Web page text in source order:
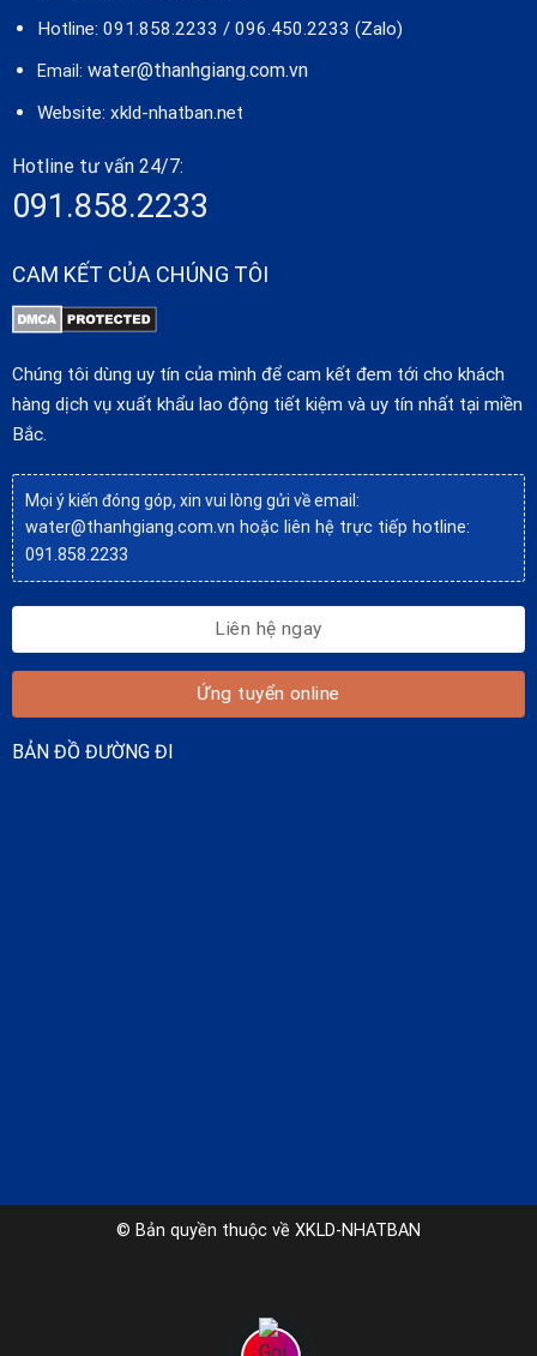
Hotline: 091.858.2233 / 096.450.2233 (Zalo)
Email: water@thanhgiang.com.vn
Website: xkld-nhatban.net
Hotline tư vấn 24/7:
091.858.2233
CAM KẾT CỦA CHÚNG TÔI
Chúng tôi dùng uy tín của mình để cam kết đem tới cho khách
hàng dịch vụ xuất khẩu lao động tiết kiệm và uy tín nhất tại miền
Bắc.
Mọi ý kiến đóng góp, xin vui lòng gửi về email:
water@thanhgiang.com.vn hoặc liên hệ trực tiếp hotline:
091.858.2233
Liên hệ ngay
Ứng tuyển online
BẢN ĐỒ ĐƯỜNG ĐI
© Bản quyền thuộc về XKLD-NHATBAN